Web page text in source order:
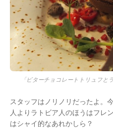
「ビターチョコレートトリュフと
スタッフはノリノリだったよ。
人よりラトビア人のほうはフレ
はシャイ的なあれかしら？